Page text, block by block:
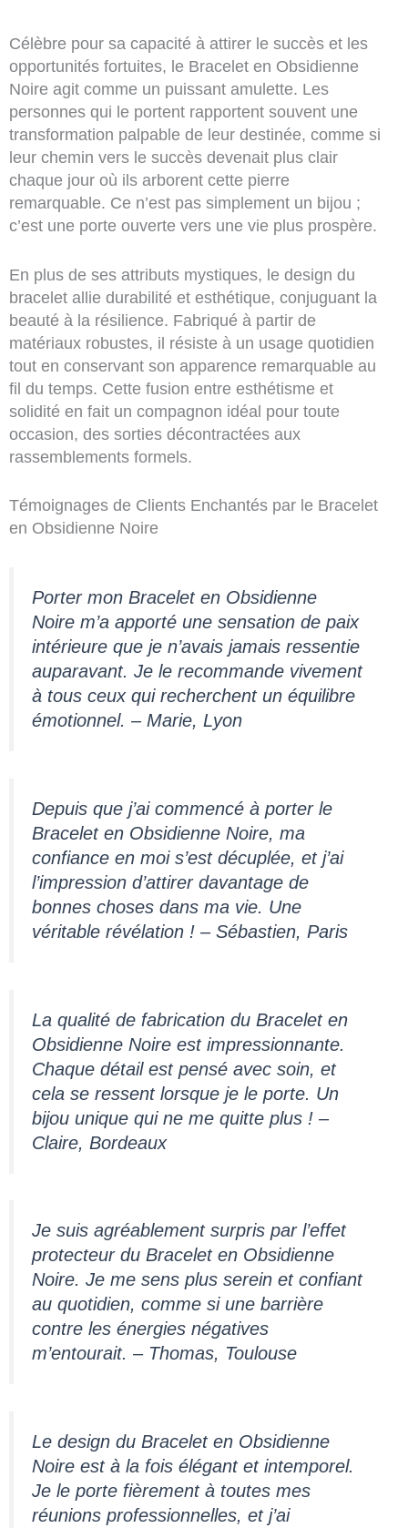
Célèbre pour sa capacité à attirer le succès et les
opportunités fortuites, le Bracelet en Obsidienne
Noire agit comme un puissant amulette. Les
personnes qui le portent rapportent souvent une
transformation palpable de leur destinée, comme si
leur chemin vers le succès devenait plus clair
chaque jour où ils arborent cette pierre
remarquable. Ce n’est pas simplement un bijou ;
c’est une porte ouverte vers une vie plus prospère.
En plus de ses attributs mystiques, le design du
bracelet allie durabilité et esthétique, conjuguant la
beauté à la résilience. Fabriqué à partir de
matériaux robustes, il résiste à un usage quotidien
tout en conservant son apparence remarquable au
fil du temps. Cette fusion entre esthétisme et
solidité en fait un compagnon idéal pour toute
occasion, des sorties décontractées aux
rassemblements formels.
Témoignages de Clients Enchantés par le Bracelet
en Obsidienne Noire
Porter mon Bracelet en Obsidienne
Noire m’a apporté une sensation de paix
intérieure que je n’avais jamais ressentie
auparavant. Je le recommande vivement
à tous ceux qui recherchent un équilibre
émotionnel. – Marie, Lyon
Depuis que j’ai commencé à porter le
Bracelet en Obsidienne Noire, ma
confiance en moi s’est décuplée, et j’ai
l’impression d’attirer davantage de
bonnes choses dans ma vie. Une
véritable révélation ! – Sébastien, Paris
La qualité de fabrication du Bracelet en
Obsidienne Noire est impressionnante.
Chaque détail est pensé avec soin, et
cela se ressent lorsque je le porte. Un
bijou unique qui ne me quitte plus ! –
Claire, Bordeaux
Je suis agréablement surpris par l’effet
protecteur du Bracelet en Obsidienne
Noire. Je me sens plus serein et confiant
au quotidien, comme si une barrière
contre les énergies négatives
m’entourait. – Thomas, Toulouse
Le design du Bracelet en Obsidienne
Noire est à la fois élégant et intemporel.
Je le porte fièrement à toutes mes
réunions professionnelles, et j’ai